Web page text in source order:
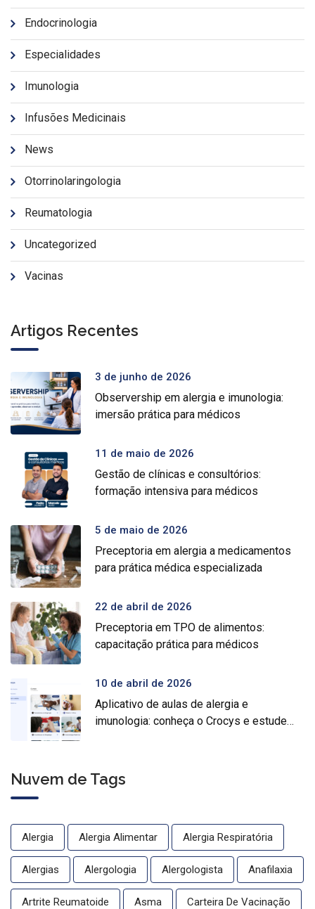
Endocrinologia
Especialidades
Imunologia
Infusões Medicinais
News
Otorrinolaringologia
Reumatologia
Uncategorized
Vacinas
Artigos Recentes
3 de junho de 2026
Observership em alergia e imunologia:
imersão prática para médicos
11 de maio de 2026
Gestão de clínicas e consultórios:
formação intensiva para médicos
5 de maio de 2026
Preceptoria em alergia a medicamentos
para prática médica especializada
22 de abril de 2026
Preceptoria em TPO de alimentos:
capacitação prática para médicos
10 de abril de 2026
Aplicativo de aulas de alergia e
imunologia: conheça o Crocys e estude
Nuvem de Tags
Alergia Alergia Alimentar Alergia Respiratória
Alergias Alergologia Alergologista Anafilaxia
Artrite Reumatoide Asma Carteira De Vacinação